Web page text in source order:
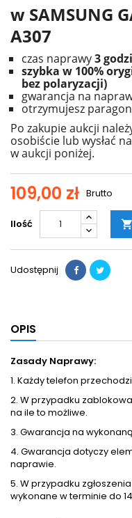
w SAMSUNG
A307
czas naprawy3
szybka w 100%
bez polaryzacji)
gwarancja na
otrzymujesz
Po zakupie aukcji
osobiście lub wysłać
w aukcji poniżej.
109,00 zł Brutto
Ilość 
Udostępnij
OPIS
Zasady Naprawy:
1. Każdy telefon
2. W przypadku
na ile to możliwe.
3. Gwarancja na
4. Gwarancja dotyczy
naprawie.
5. W przypadku
wykonane w terminie do